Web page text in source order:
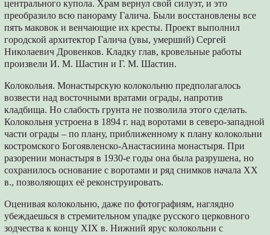
центрального купола. Храм вернул свой силуэт, и это
преобразило всю панораму Галича. Были восстановлены все
пять маковок и венчающие их кресты. Проект выполнил
городской архитектор Галича (увы, умерший) Сергей
Николаевич Дровенков. Кладку глав, кровельные работы
произвели И. М. Шастин и Г. М. Шастин.
Колокольня. Монастырскую колокольню предполагалось
возвести над восточными вратами ограды, напротив
кладбища. Но слабость грунта не позволила этого сделать.
Колокольня устроена в 1894 г. над воротами в северо-западной
части ограды – по плану, приближенному к плану колокольни
костромского Богоявленско-Анастасиина монастыря. При
разорении монастыря в 1930-е годы она была разрушена, но
сохранилось основание с воротами и ряд снимков начала XX
в., позволяющих её реконструировать.
Оценивая колокольню, даже по фотографиям, наглядно
убеждаешься в стремительном упадке русского церковного
зодчества к концу XIX в. Нижний ярус колокольни с